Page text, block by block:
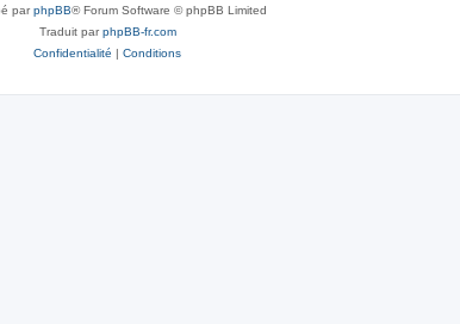
parphpBB® Forum Software © phpBB Limited
Traduit parphpBB-fr.com
Confidentialité | Conditions